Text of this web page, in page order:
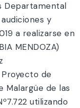
Departamental
y
a realizarse en
MENDOZA)
Proyecto de
Malargüe de las
utilizando